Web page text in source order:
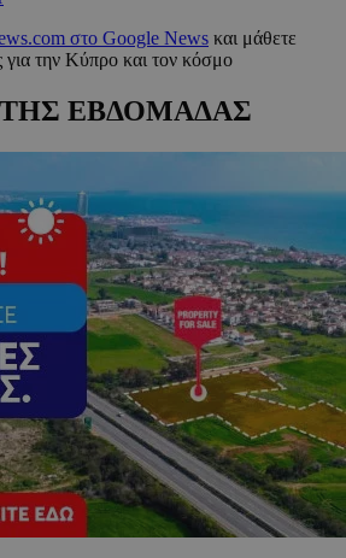
στο Google News και μάθετε
για την Κύπρο και τον κόσμο
ΕΒΔΟΜΑΔΑΣ